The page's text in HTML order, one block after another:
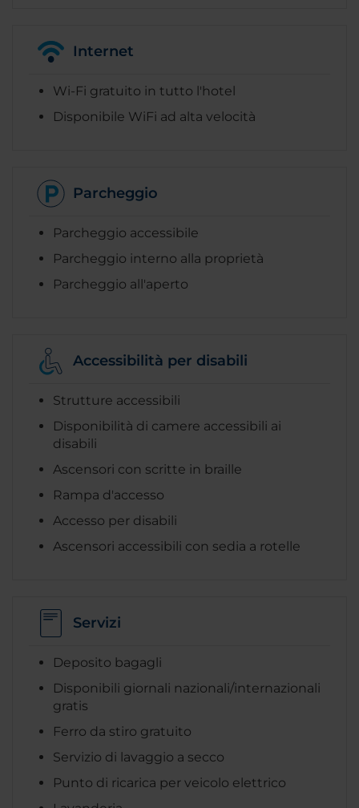
Internet
Wi-Fi gratuito in tutto l'hotel
Disponibile WiFi ad alta velocità
Parcheggio
Parcheggio accessibile
Parcheggio interno alla proprietà
Parcheggio all'aperto
Accessibilità per disabili
Strutture accessibili
Disponibilità di camere accessibili ai
disabili
Ascensori con scritte in braille
Rampa d'accesso
Accesso per disabili
Ascensori accessibili con sedia a rotelle
Servizi
Deposito bagagli
Disponibili giornali nazionali/internazionali
gratis
Ferro da stiro gratuito
Servizio di lavaggio a secco
Punto di ricarica per veicolo elettrico